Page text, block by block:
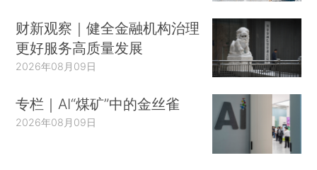
财新观察｜健全金融机构治理
更好服务高质量发展
2026年08月09日
专栏｜AI“煤矿”中的金丝雀
2026年08月09日